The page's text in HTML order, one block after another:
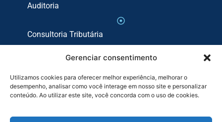
Gerenciar consentimento
Utilizamos cookies para oferecer melhor experiência, melhorar o
desempenho, analisar como você interage em nosso site e personalizar
conteúdo. Ao utilizar este site, você concorda com o uso de cookies.
Auditoria
Consultoria Tributária
Consultoria Trabalhista e Previdenciária
BPO